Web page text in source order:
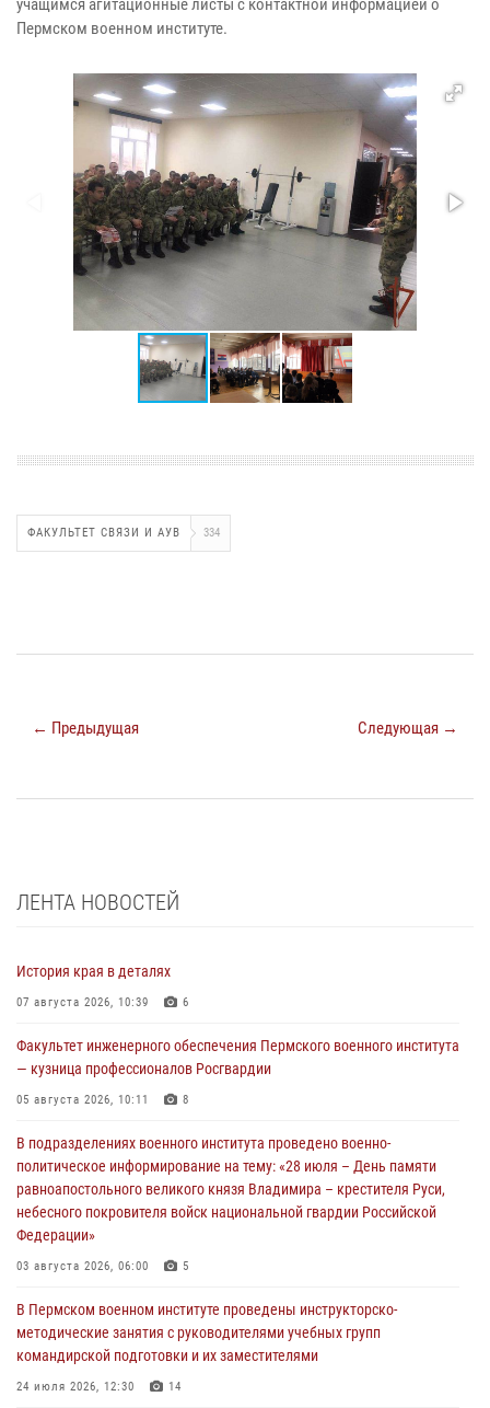
учащимся агитационные листы с контактной информацией о
Пермском военном институте.
ФАКУЛЬТЕТ СВЯЗИ И АУВ 334
← Предыдущая Следующая →
ЛЕНТА НОВОСТЕЙ
История края в деталях
07 августа 2026, 10:39 6
Факультет инженерного обеспечения Пермского военного института
— кузница профессионалов Росгвардии
05 августа 2026, 10:11 8
В подразделениях военного института проведено военно-
политическое информирование на тему: «28 июля – День памяти
равноапостольного великого князя Владимира – крестителя Руси,
небесного покровителя войск национальной гвардии Российской
Федерации»
03 августа 2026, 06:00 5
В Пермском военном институте проведены инструкторско-
методические занятия с руководителями учебных групп
командирской подготовки и их заместителями
24 июля 2026, 12:30 14